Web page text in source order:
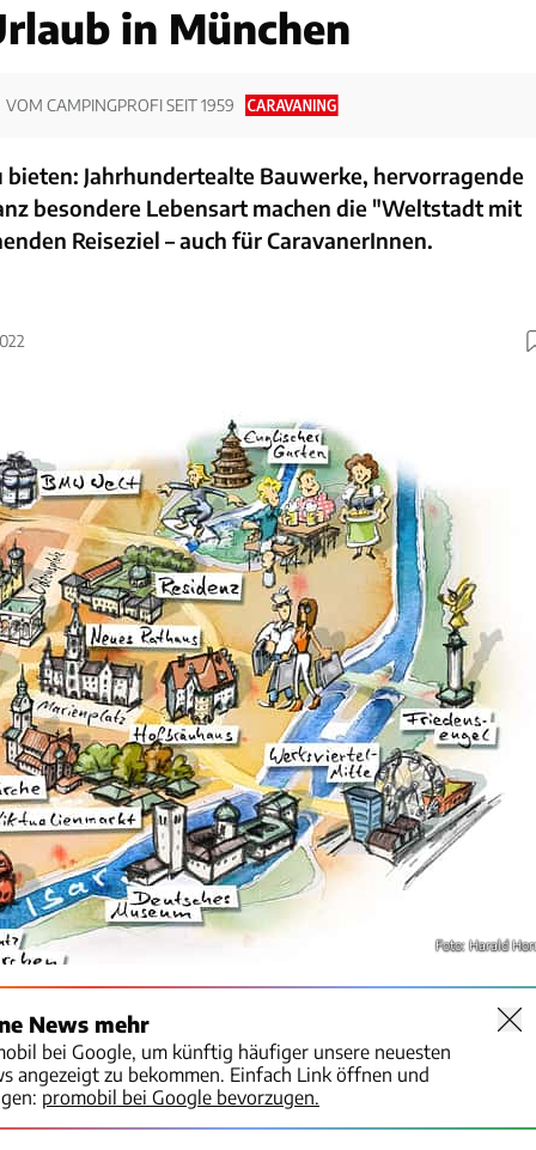
in München
VOM CAMPINGPROFI SEIT 1959
bieten: Jahrhundertealte Bauwerke, hervorragende
besondere Lebensart machen die "Weltstadt mit
Reiseziel – auch für CaravanerInnen.
Foto: Harald
News mehr
bei Google, um künftig häufiger unsere neuesten
angezeigt zu bekommen. Einfach Link öffnen und
promobil bei Google bevorzugen.